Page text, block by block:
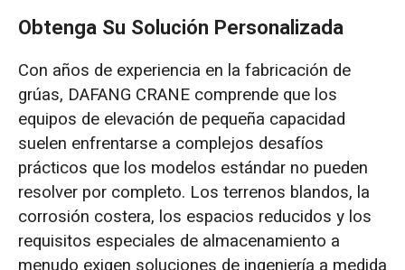
Obtenga Su Solución Personalizada
Con años de experiencia en la fabricación de
grúas, DAFANG CRANE comprende que los
equipos de elevación de pequeña capacidad
suelen enfrentarse a complejos desafíos
prácticos que los modelos estándar no pueden
resolver por completo. Los terrenos blandos, la
corrosión costera, los espacios reducidos y los
requisitos especiales de almacenamiento a